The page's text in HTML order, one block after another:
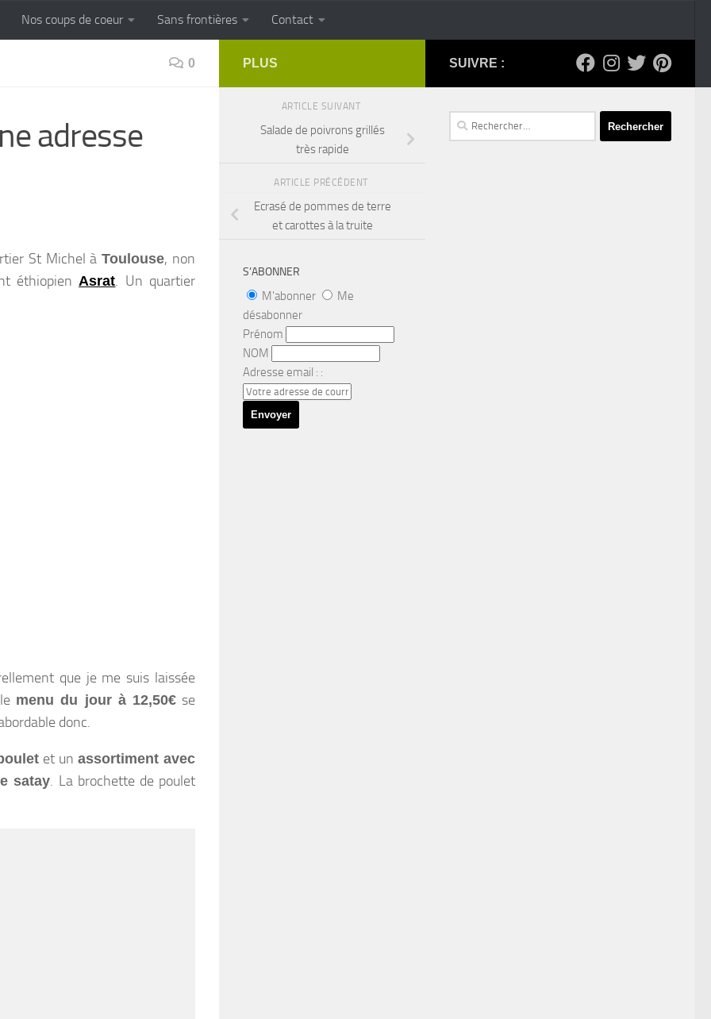
FRONTIERES Cuisine populaire des terroirs
Nos coups de coeur Sans frontières Contact
0
adresse
St Michel àToulouse, non
éthiopienAsrat. Un quartier
que je me suis laissée
menu du jour à 12,50€se
donc.
et un assortiment avec
satay. La brochette de poulet
SUIVRE :
Rechercher :
PLUS
ARTICLE SUIVANT
Salade de poivrons grillés
très rapide
ARTICLE PRÉCÉDENT
Ecrasé de pommes de terre
et carottes à la truite
S’ABONNER
M'abonner
Me
désabonner
Prénom
NOM
Adresse email : :